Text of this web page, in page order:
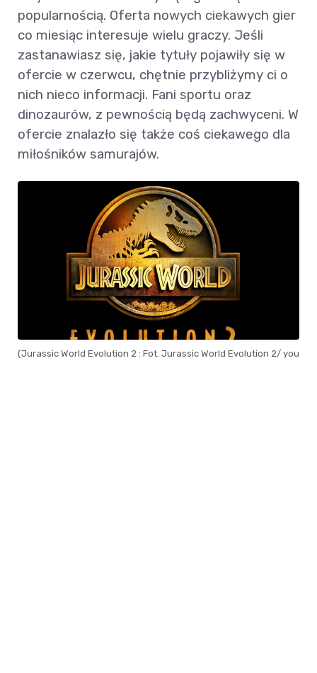
popularnością. Oferta nowych ciekawych gier
co miesiąc interesuje wielu graczy. Jeśli
zastanawiasz się, jakie tytuły pojawiły się w
ofercie w czerwcu, chętnie przybliżymy ci o
nich nieco informacji. Fani sportu oraz
dinozaurów, z pewnością będą zachwyceni. W
ofercie znalazło się także coś ciekawego dla
miłośników samurajów.
(Jurassic World Evolution 2 : Fot. Jurassic World Evolution 2/